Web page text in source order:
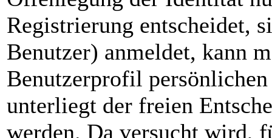
Registrierung entscheidet,
Benutzer) anmeldet, kann
Benutzerprofil
unterliegt der freien
werden. Da versucht wird,